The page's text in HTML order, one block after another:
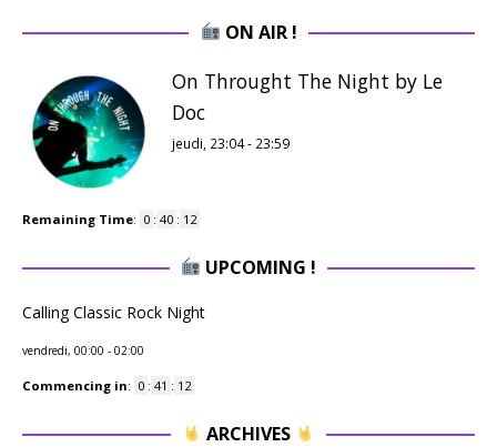
ON AIR !
On Throught The Night by Le
Doc
jeudi, 23:04- 23:59
Remaining Time: 0 : 40 : 11
UPCOMING !
Calling Classic Rock Night
vendredi, 00:00 - 02:00
Commencing in: 0 : 41 : 11
ARCHIVES